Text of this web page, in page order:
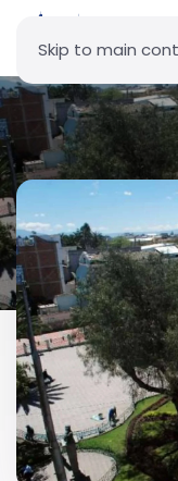
Skip to main
Parroquia